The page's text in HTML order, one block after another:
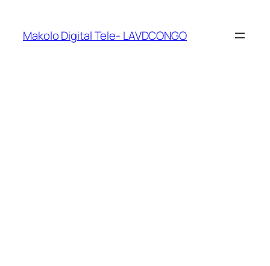
Makolo Digital Tele- LAVDCONGO